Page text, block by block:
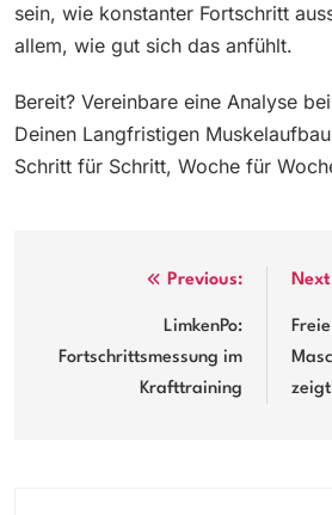
sein, wie konstanter Fortschritt
allem, wie gut sich das anfühlt.
Bereit? Vereinbare eine Analyse
Deinen Langfristigen
Schritt für Schritt, Woche für
navigation
Previous:
LimkenPo:
Fortschrittsmessung im
Krafttraining